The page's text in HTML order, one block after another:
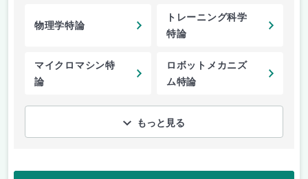
物理学特論
トレーニング科学
特論
マイクロマシン特
論
ロボットメカニズ
ム特論
もっと見る